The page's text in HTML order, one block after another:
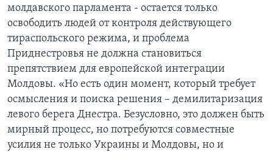
молдавского парламента - остается только
освободить людей от контроля действующего
тираспольского режима, и проблема
Приднестровья не должна становиться
препятствием для европейской интеграции
Молдовы. «Но есть один момент, который требует
осмысления и поиска решения – демилитаризация
левого берега Днестра. Безусловно, это должен быть
мирный процесс, но потребуются совместные
усилия не только Украины и Молдовы, но и